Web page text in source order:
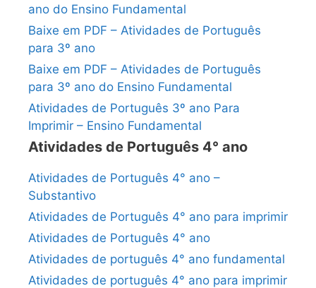
ano do Ensino Fundamental
Baixe em PDF – Atividades de Português
para 3º ano
Baixe em PDF – Atividades de Português
para 3º ano do Ensino Fundamental
Atividades de Português 3º ano Para
Imprimir – Ensino Fundamental
Atividades de Português 4° ano
Atividades de Português 4° ano –
Substantivo
Atividades de Português 4° ano para imprimir
Atividades de Português 4° ano
Atividades de português 4° ano fundamental
Atividades de português 4° ano para imprimir